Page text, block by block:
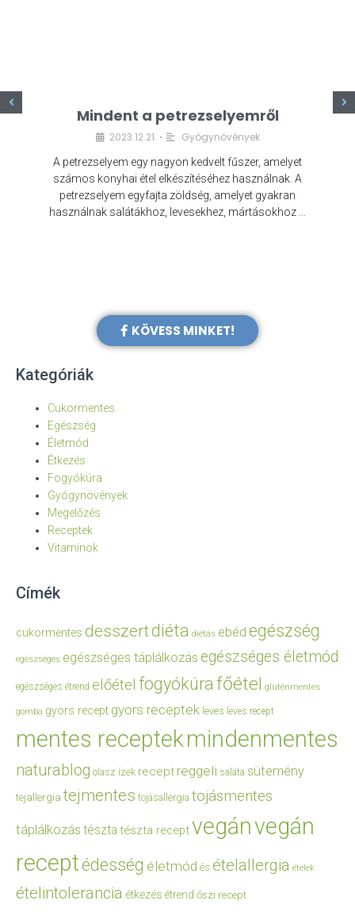
Mindent a petrezselyemről
2023.12.21. • Gyógynövények
A petrezselyem egy nagyon kedvelt fűszer, amelyet
számos konyhai étel elkészítéséhez használnak. A
petrezselyem egyfajta zöldség, amelyet gyakran
használnak salátákhoz, levesekhez, mártásokhoz …
KÖVESS MINKET!
Kategóriák
Cukormentes
Egészség
Életmód
Étkezés
Fogyókúra
Gyógynövények
Megelőzés
Receptek
Vitaminok
Címék
cukormentes desszertdiéta diétás ebéd egészség
egészséges egészséges táplálkozás egészséges életmód
egészséges étrend előétel fogyókúrafőétel gluténmentes
gomba gyors recept gyors receptek leves leves recept
mentes receptekmindenmentes
naturablog olasz ízek recept reggeli saláta sütemény
tejallergia tejmentes tojásallergia tojásmentes
táplálkozás tészta tészta receptvegánvegán
receptédesség életmód és ételallergia ételek
ételintolerancia étkezés étrend őszi recept